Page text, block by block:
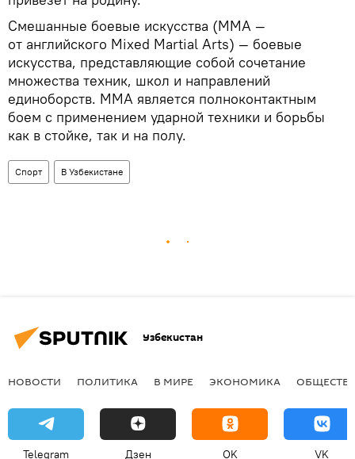
Смешанные боевые искусства (MMA —
от английского Mixed Martial Arts) — боевые
искусства, представляющие собой сочетание
множества техник, школ и направлений
единоборств. ММА является полноконтактным
боем с применением ударной техники и борьбы
как в стойке, так и на полу.
Спорт В Узбекистане
Узбекистан
НОВОСТИ ПОЛИТИКА В МИРЕ ЭКОНОМИКА
Telegram Дзен OK VK